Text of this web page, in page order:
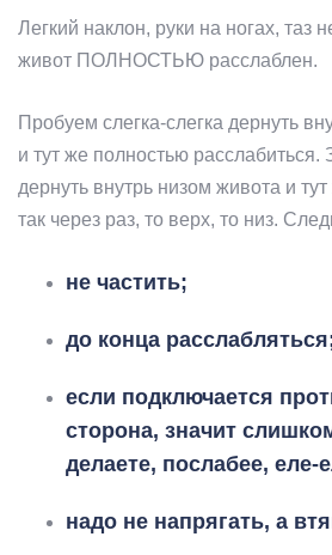
Легкий наклон, руки на ногах, таз
живот ПОЛНОСТЬЮ расслаблен.
Пробуем слегка-слегка дернуть
и тут же полностью расслабиться.
дернуть внутрь низом живота и
так через раз, то верх, то низ.
не частить;
до конца
если подключается
сторона, значит
делаете, послабее, еле-
надо не напрягать, а